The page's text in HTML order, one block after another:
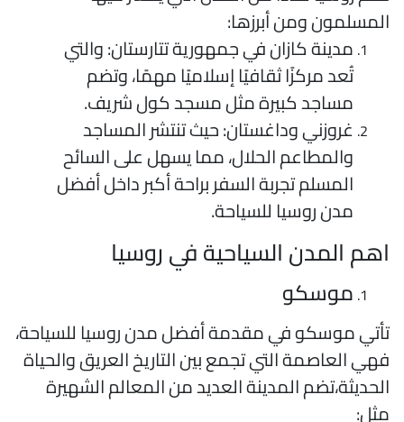
ومن أبرزها:
مدينة كازان في جمهورية تتارستان: والتي
تُعد مركزًا ثقافيًا إسلاميًا مهمًا، وتضم
مساجد كبيرة مثل مسجد كول شريف.
غروزني وداغستان: حيث تنتشر المساجد
والمطاعم الحلال، مما يسهل على السائح
المسلم تجربة السفر براحة أكبر داخل أفضل
مدن روسيا للسياحة.
المدن السياحية في روسيا
موسكو
موسكو في مقدمة أفضل مدن روسيا للسياحة،
العاصمة التي تجمع بين التاريخ العريق والحياة
المدينة العديد من المعالم الشهيرة